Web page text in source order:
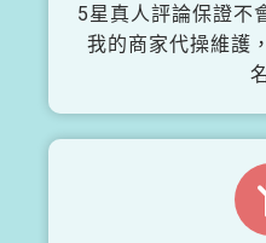
5星真人評論保證不
我的商家代操維護